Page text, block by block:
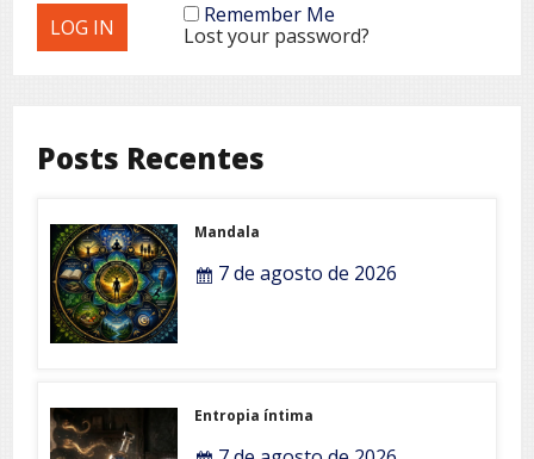
Remember Me
Lost your password?
Posts Recentes
Mandala
7 de agosto de 2026
Entropia íntima